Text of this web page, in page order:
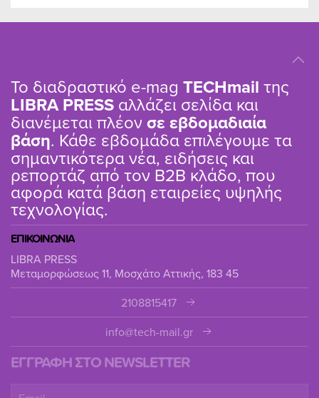
Το διαδραστικό e-mag TΕCHmail της
LIBRA PRESS αλλάζει σελίδα και
διανέμεται πλέον σε εβδομαδιαία
βάση. Κάθε εβδομάδα επιλέγουμε τα
σημαντικότερα νέα, ειδήσεις και
ρεπορτάζ από τον B2B κλάδο, που
αφορά κατά βάση εταιρείες υψηλής
τεχνολογίας.
ΕΠΙΚΟΙΝΩΝΙΑ
LIBRA PRESS
Μεταμορφώσεως 11, Μοσχάτο Αττικής, 183 45
2108815417
info@tech-mail.gr
ΕΓΓΡΑΦΗ ΣΤΟ NEWSLETTER